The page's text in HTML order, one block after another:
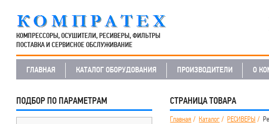
КОМПРЕССОРЫ, ОСУШИТЕЛИ, РЕСИВЕРЫ, ФИЛЬТРЫ
ПОСТАВКА И СЕРВИСНОЕ ОБСЛУЖИВАНИЕ
ГЛАВНАЯ КАТАЛОГ ОБОРУДОВАНИЯ ПРОИЗВОДИТЕЛИ О
ПОДБОР ПО ПАРАМЕТРАМ СТРАНИЦА ТОВАРА
Главная Каталог РЕСИВЕРЫ